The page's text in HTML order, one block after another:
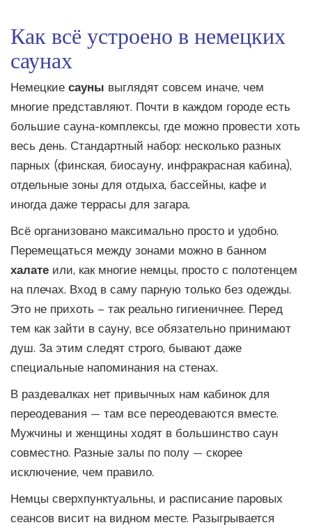
Как всё устроено в немецких
саунах
Немецкие сауны выглядят совсем иначе, чем
многие представляют. Почти в каждом городе есть
большие сауна-комплексы, где можно провести хоть
весь день. Стандартный набор: несколько разных
парных (финская, биосауну, инфракрасная кабина),
отдельные зоны для отдыха, бассейны, кафе и
иногда даже террасы для загара.
Всё организовано максимально просто и удобно.
Перемещаться между зонами можно в банном
халате или, как многие немцы, просто с полотенцем
на плечах. Вход в саму парную только без одежды.
Это не прихоть – так реально гигиеничнее. Перед
тем как зайти в сауну, все обязательно принимают
душ. За этим следят строго, бывают даже
специальные напоминания на стенах.
В раздевалках нет привычных нам кабинок для
переодевания — там все переодеваются вместе.
Мужчины и женщины ходят в большинство саун
совместно. Разные залы по полу — скорее
исключение, чем правило.
Немцы сверхпунктуальны, и расписание паровых
сеансов висит на видном месте. Разыгрывается